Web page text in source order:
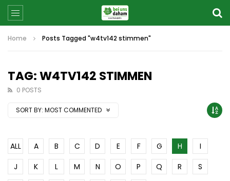
Home Posts Tagged "w4tv142 stimmen"
TAG: W4TV142 STIMMEN
0 POSTS
SORT BY: MOST COMMENTED
ALL A B C D E F G H
I
J
K L M N O P Q R
S